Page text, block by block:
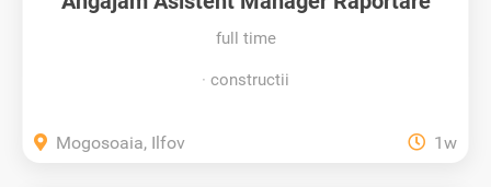
full time
constructii
Mogosoaia, Ilfov 1w